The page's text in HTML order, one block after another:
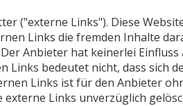
("externe Links"). Diese
Links die fremden Inhalte
Anbieter hat keinerlei
Links bedeutet nicht, dass sich
Links ist für den Anbieter
Links unverzüglich